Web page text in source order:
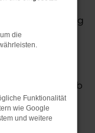
für alle in
Fahrzeug
der
ohne
zu müssen. Ob
der
Sicherheit
die
Funktionalität
wie Google
und weitere